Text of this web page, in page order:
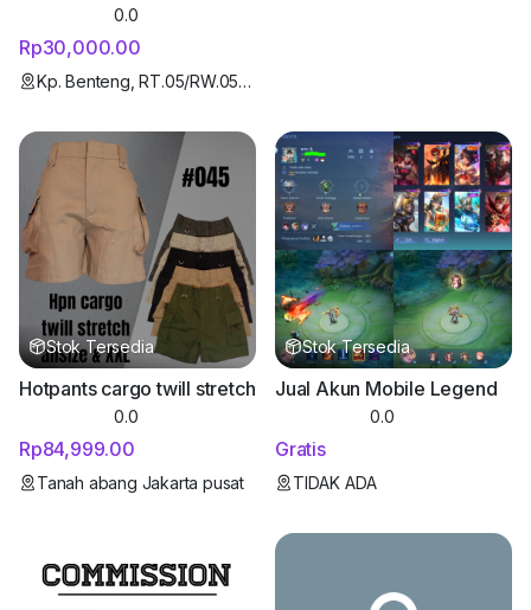
0.0
Rp30,000.00
Kp. Benteng, RT.05/RW.05, Kutajaya, Kec. Cicurug, Kabupaten Sukabumi, Jawa Barat 43359
Stok Tersedia
Hotpants cargo twill stretch
0.0
Rp84,999.00
Tanah abang Jakarta pusat
Stok Tersedia
Jual Akun Mobile Legend
0.0
Gratis
TIDAK ADA